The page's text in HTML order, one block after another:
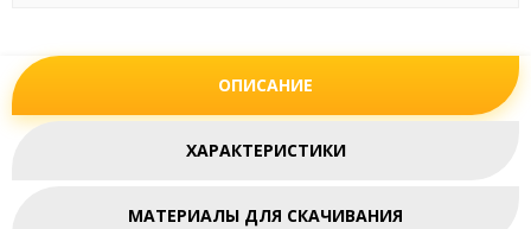
ОПИСАНИЕ
ХАРАКТЕРИСТИКИ
МАТЕРИАЛЫ ДЛЯ СКАЧИВАНИЯ